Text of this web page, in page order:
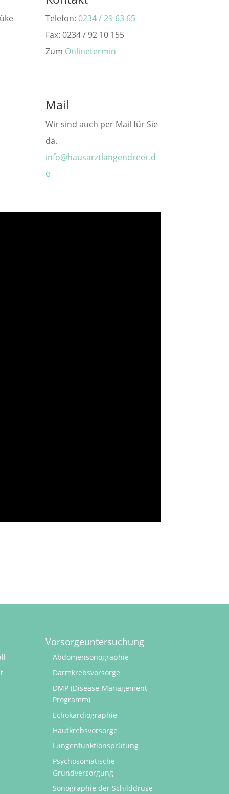
Telefon:0234 / 29 63 65
Fax: 0234 / 92 10 155
Zum Onlinetermin
Mail
Wir sind auch per Mail für Sie
da.
info@hausarztlangendreer.d
e
Vorsorgeuntersuchung
Abdomensonographie
Darmkrebsvorsorge
DMP (Disease-Management-
Programm)
Echokardiographie
Hautkrebsvorsorge
Lungenfunktionsprüfung
Psychosomatische
Grundversorgung
Sonographie der Schilddrüse